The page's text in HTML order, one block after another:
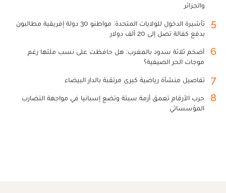
والجزائر
5
تأشيرة الدخول للولايات المتحدة: مواطنو 30 دولة إفريقية مطالبون
بدفع كفالة تصل إلى 20 ألف دولار
6
أضخم ثلاثة سدود بالمغرب: هل حافظت على نسب ملئها رغم
موجات الحر الصيفية؟
7 تفاصيل منشأة رياضية كبرى مرتقبة بالدار البيضاء
8
حرب الأرقام تعمق أزمة سبتة وتضع إسبانيا في مواجهة التضارب
المؤسساتي